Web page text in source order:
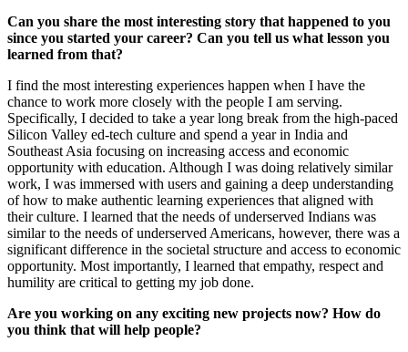
Can you share the most interesting story that happened to you
since you started your career? Can you tell us what lesson you
learned from that?
I find the most interesting experiences happen when I have the
chance to work more closely with the people I am serving.
Specifically, I decided to take a year long break from the high-paced
Silicon Valley ed-tech culture and spend a year in India and
Southeast Asia focusing on increasing access and economic
opportunity with education. Although I was doing relatively similar
work, I was immersed with users and gaining a deep understanding
of how to make authentic learning experiences that aligned with
their culture. I learned that the needs of underserved Indians was
similar to the needs of underserved Americans, however, there was a
significant difference in the societal structure and access to economic
opportunity. Most importantly, I learned that empathy, respect and
humility are critical to getting my job done.
Are you working on any exciting new projects now? How do
you think that will help people?